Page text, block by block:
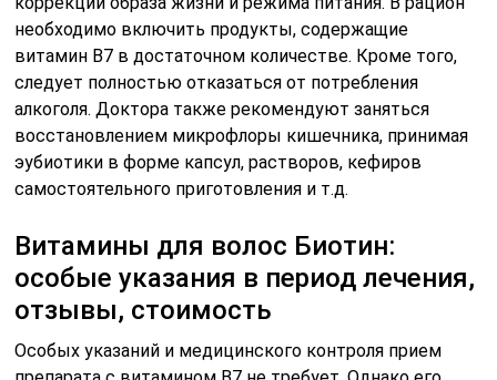
Витамины для оздоровления волос Биотин требуют
особого внимания при использовании на фоне
сахарного диабета, так как это вещество влияет